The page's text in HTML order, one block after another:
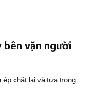
bên vặn người
ép chặt lại và tựa trọng